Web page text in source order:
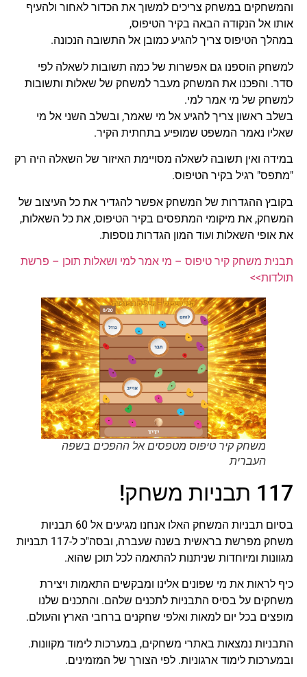
והמשחקים במשחק צריכים למשוך את הכדור לאחור ולהעיף
אותו אל הנקודה הבאה בקיר הטיפוס,
במהלך הטיפוס צריך להגיע כמובן אל התשובה הנכונה.
למשחק הוספנו גם אפשרות של כמה תשובות לשאלה לפי
סדר. והפכנו את המשחק מעבר למשחק של שאלות ותשובות
למשחק של מי אמר למי.
בשלב ראשון צריך להגיע אל מי שאמר, ובשלב השני אל מי
שאליו נאמר המשפט שמופיע בתחתית הקיר.
במידה ואין תשובה לשאלה מסויימת האיזור של השאלה היה רק
"מתפס" רגיל בקיר הטיפוס.
בקובץ ההגדרות של המשחק אפשר להגדיר את כל העיצוב של
המשחק, את מיקומי המתפסים בקיר הטיפוס, את כל השאלות,
את אופי השאלות ועוד המון הגדרות נוספות.
תבנית משחק קיר טיפוס – מי אמר למי ושאלות תוכן – פרשת
תולדות>>
משחק קיר טיפוס מטפסים אל ההפכים בשפה
העברית
117 תבניות משחק!
בסיום תבניות המשחק האלו אנחנו מגיעים אל 60 תבניות
משחק מפרשת בראשית בשנה שעברה, ובסה"כ ל-117 תבניות
מגוונות ומיוחדות שניתנות להתאמה לכל תוכן שהוא.
כיף לראות את מי שפונים אלינו ומבקשים התאמות ויצירת
משחקים על בסיס התבניות לתכנים שלהם. והתכנים שלנו
מופצים בכל יום למאות ואלפי שחקנים ברחבי הארץ והעולם.
התבניות נמצאות באתרי משחקים, במערכות לימוד מקוונות.
ובמערכות לימוד ארגוניות. לפי הצורך של המזמינים.